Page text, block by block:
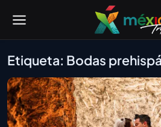
Etiqueta: Bodas